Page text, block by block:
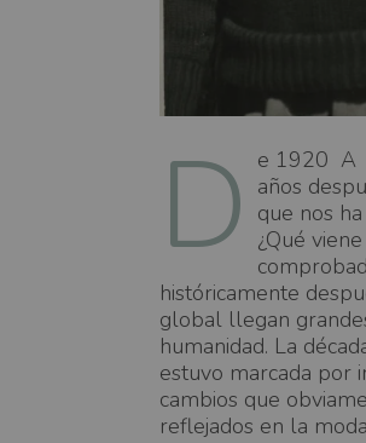
D
e 1920 A
años
que nos
¿Qué
históricamente
global llegan
humanidad. La
estuvo marcada por
cambios que
reflejados en la